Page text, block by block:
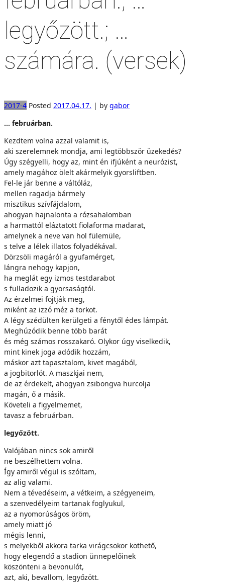
legyőzött.; …
számára. (versek)
2017-4 Posted 2017.04.17. | by gabor
… februárban.
Kezdtem volna azzal valamit is,
aki szerelemnek mondja, ami legtöbbször üzekedés?
Úgy szégyelli, hogy az, mint én ifjúként a neurózist,
amely magához ölelt akármelyik gyorsliftben.
Fel-le jár benne a váltóláz,
mellen ragadja bármely
misztikus szívfájdalom,
ahogyan hajnalonta a rózsahalomban
a harmattól eláztatott fiolaforma madarat,
amelynek a neve van hol fülemüle,
s telve a lélek illatos folyadékával.
Dörzsöli magáról a gyufamérget,
lángra nehogy kapjon,
ha meglát egy izmos testdarabot
s fulladozik a gyorsaságtól.
Az érzelmei fojtják meg,
miként az izzó méz a torkot.
A légy szédülten kerülgeti a fénytől édes lámpát.
Meghúzódik benne több barát
és még számos rosszakaró. Olykor úgy viselkedik,
mint kinek joga adódik hozzám,
máskor azt tapasztalom, kivet magából,
a jogbitorlót. A maszkjai nem,
de az érdekelt, ahogyan zsibongva hurcolja
magán, ő a másik.
Követeli a figyelmemet,
tavasz a februárban.
legyőzött.
Valójában nincs sok amiről
ne beszélhettem volna.
Így amiről végül is szóltam,
az alig valami.
Nem a tévedéseim, a vétkeim, a szégyeneim,
a szenvedélyeim tartanak foglyukul,
az a nyomorúságos öröm,
amely miatt jó
mégis lenni,
s melyekből akkora tarka virágcsokor köthető,
hogy elegendő a stadion ünnepelőinek
köszönteni a bevonulót,
azt, aki, bevallom, legyőzött.